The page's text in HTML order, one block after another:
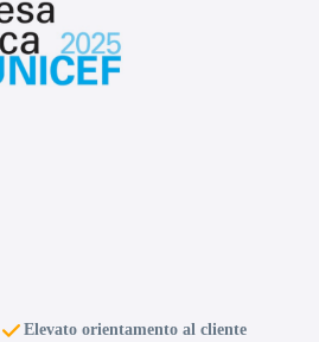
Elevato orientamento al cliente